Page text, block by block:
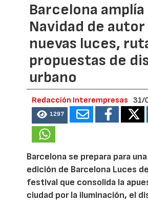
Barcelona amplía
Navidad de
nuevas luces,
propuestas de
urbano
Redacción Interempresas 31/
1297
Barcelona se prepara para
edición de Barcelona Luces
festival que consolida la
ciudad por la iluminación, el